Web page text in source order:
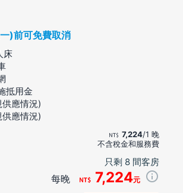
)前可免費取消
床
抵用金
應情況)
應情況)
7,224/1 晚
不含稅金和服務費
只剩 8 間客房
每晚 7,224元